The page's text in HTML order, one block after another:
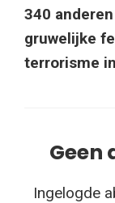
340
gruwelijke
terrorisme
Geen
Ingelogde